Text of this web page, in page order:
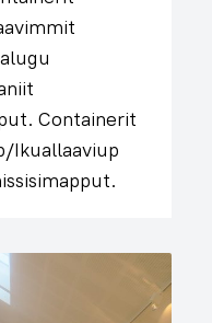
Containerit
Ikuallaaviup